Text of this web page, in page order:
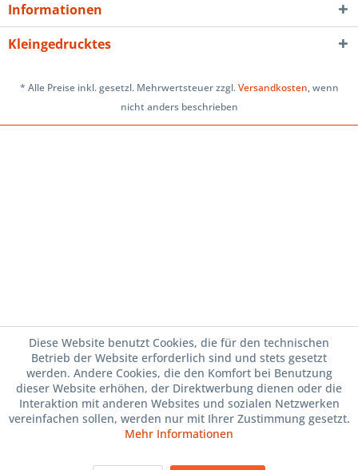
Informationen
Kleingedrucktes
* Alle Preise inkl. gesetzl. Mehrwertsteuer zzgl.Versandkosten, wenn
nicht anders beschrieben
Diese Website benutzt Cookies, die für den technischen
Betrieb der Website erforderlich sind und stets gesetzt
werden. Andere Cookies, die den Komfort bei Benutzung
dieser Website erhöhen, der Direktwerbung dienen oder die
Interaktion mit anderen Websites und sozialen Netzwerken
vereinfachen sollen, werden nur mit Ihrer Zustimmung gesetzt.
Mehr Informationen